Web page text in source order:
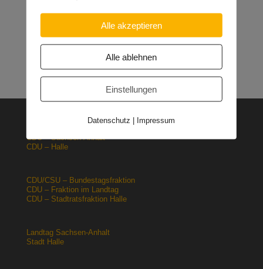
15.02.2026
Halle: Sondervermögen Infrastruktur für die Europachaussee
nutzen! 12.02.2026
23.01.2026
CDU – Sachsen-Anhalt
CDU – Halle
CDU/CSU – Bundestagsfraktion
CDU – Fraktion im Landtag
CDU – Stadtratsfraktion Halle
Landtag Sachsen-Anhalt
Stadt Halle
Alle akzeptieren
Alle ablehnen
Einstellungen
Datenschutz | Impressum